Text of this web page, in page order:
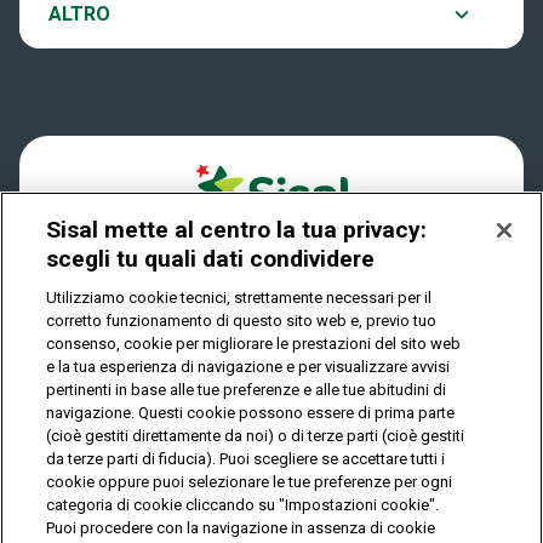
Play Your Date
Dove si gioca
Quanto si vince
Come riscuotere
ALTRO
Notifiche
Privacy
IL GIOCO È VIETATO AI MINORI E PUÒ CAUSARE
DIPENDENZA PATOLOGICA
© Copyright Sisal Italia S.p.A. - P.I. 02433760135
Privacy Cookies
Mappa
del
sito
Sisal mette al centro la tua privacy:
scegli tu quali dati condividere
Utilizziamo cookie tecnici, strettamente necessari per il
corretto funzionamento di questo sito web e, previo tuo
consenso, cookie per migliorare le prestazioni del sito web
e la tua esperienza di navigazione e per visualizzare avvisi
pertinenti in base alle tue preferenze e alle tue abitudini di
navigazione. Questi cookie possono essere di prima parte
(cioè gestiti direttamente da noi) o di terze parti (cioè gestiti
da terze parti di fiducia). Puoi scegliere se accettare tutti i
cookie oppure puoi selezionare le tue preferenze per ogni
categoria di cookie cliccando su "Impostazioni cookie".
Puoi procedere con la navigazione in assenza di cookie